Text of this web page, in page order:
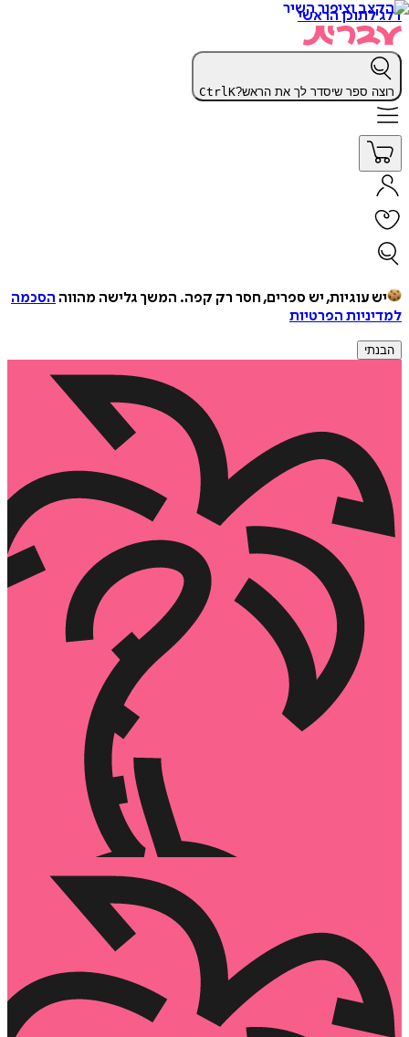
דלג לתוכן הראשי
רוצה ספר שיסדר לך את הראש? CtrlK
יש עוגיות, יש ספרים, חסר רק קפה. המשך גלישה מהווה הסכמה
למדיניות הפרטיות
הבנתי